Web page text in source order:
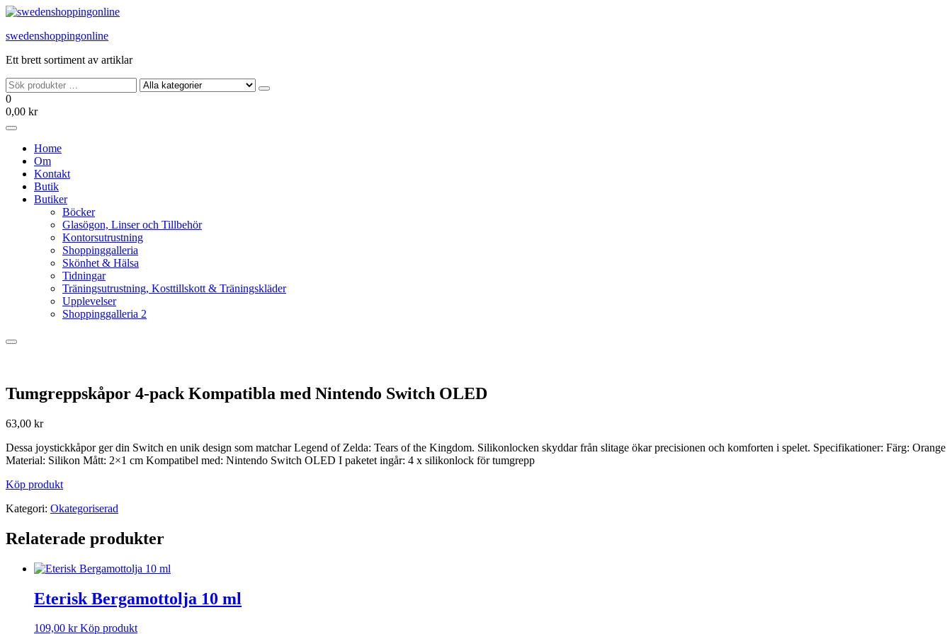
Hoppa
innehållet
swedenshoppingonline
Ett brett sortiment av artiklar
0
0,00 kr
Home
Om
Kontakt
Butik
Butiker
Böcker
Glasögon, Linser och Tillbehör
Kontorsutrustning
Shoppinggalleria
Skönhet & Hälsa
Tidningar
Träningsutrustning, Kosttillskott & Träningskläder
Upplevelser
Shoppinggalleria 2
Tumgreppskåpor 4-pack Kompatibla med Nintendo Switch OLED
63,00 kr
Dessa joystickkåpor ger din Switch en unik design som matchar Legend of Zelda: Tears of the Kingdom. Silikonlocken skyddar från slitage ökar precisionen och komforten i spelet. Specifikationer: Färg: Orange
Material: Silikon Mått: 2×1 cm Kompatibel med: Nintendo Switch OLED I paketet ingår: 4 x silikonlock för tumgrepp
Köp produkt
Kategori: Okategoriserad
Relaterade produkter
Eterisk Bergamottolja 10 ml
109,00 kr Köp produkt